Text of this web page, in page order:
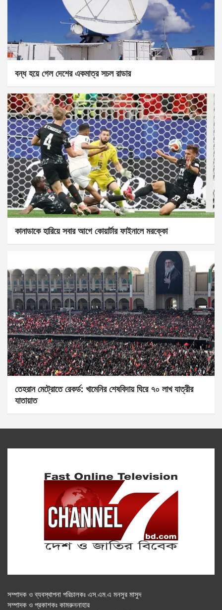
বন্ধ হয়ে গেল দেশের একমাত্র সচল রাডার
কানাডাকে হারিয়ে সবার আগে কোয়ার্টার ফাইনালে মরক্কো
তেহরান মেট্রোতে রেকর্ড: খামেনির শেষবিদায় ঘিরে ৭০ লাখ যাত্রীর
যাতায়াত
সম্পাদক ও ব্যবস্থাপনা পরিচালকঃ এস.এম.এ মনসুর মাসুদ
সম্পাদক ও প্রকাশকঃ কামরুননাহার